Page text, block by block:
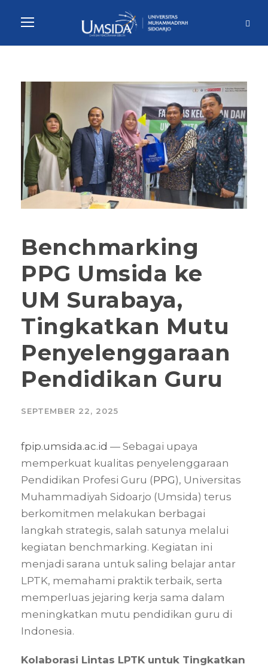
Benchmarking
PPG Umsida ke
UM Surabaya,
Tingkatkan Mutu
Penyelenggaraan
Pendidikan Guru
SEPTEMBER 22, 2025
fpip.umsida.ac.id — Sebagai upaya
memperkuat kualitas penyelenggaraan
Pendidikan Profesi Guru (PPG), Universitas
Muhammadiyah Sidoarjo (Umsida) terus
berkomitmen melakukan berbagai
langkah strategis, salah satunya melalui
kegiatan benchmarking. Kegiatan ini
menjadi sarana untuk saling belajar antar
LPTK, memahami praktik terbaik, serta
memperluas jejaring kerja sama dalam
meningkatkan mutu pendidikan guru di
Indonesia.
Kolaborasi Lintas LPTK untuk Tingkatkan